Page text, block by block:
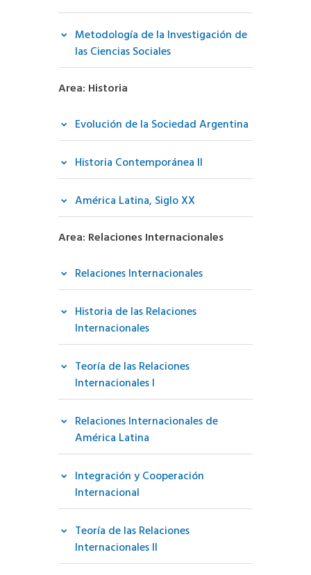
Metodología de la Investigación de
las Ciencias Sociales
Area: Historia
Evolución de la Sociedad Argentina
Historia Contemporánea II
América Latina, Siglo XX
Area: Relaciones Internacionales
Relaciones Internacionales
Historia de las Relaciones
Internacionales
Teoría de las Relaciones
Internacionales I
Relaciones Internacionales de
América Latina
Integración y Cooperación
Internacional
Teoría de las Relaciones
Internacionales II